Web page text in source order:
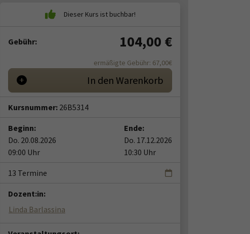
Gebühr: 104,00 €
ermäßigte Gebühr: 67,00€
In den Warenkorb
Kursnummer: 26B5314
Beginn:
Do. 20.08.2026
09:00 Uhr
Ende:
Do. 17.12.2026
10:30 Uhr
13 Termine
Dozent:in:
Linda Barlassina